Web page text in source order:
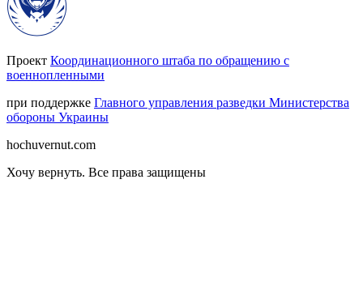
Проект Координационного штаба по обращению с
военнопленными
при поддержке Главного управления разведки Министерства
обороны Украины
hochuvernut.com
Хочу вернуть. Все права защищены